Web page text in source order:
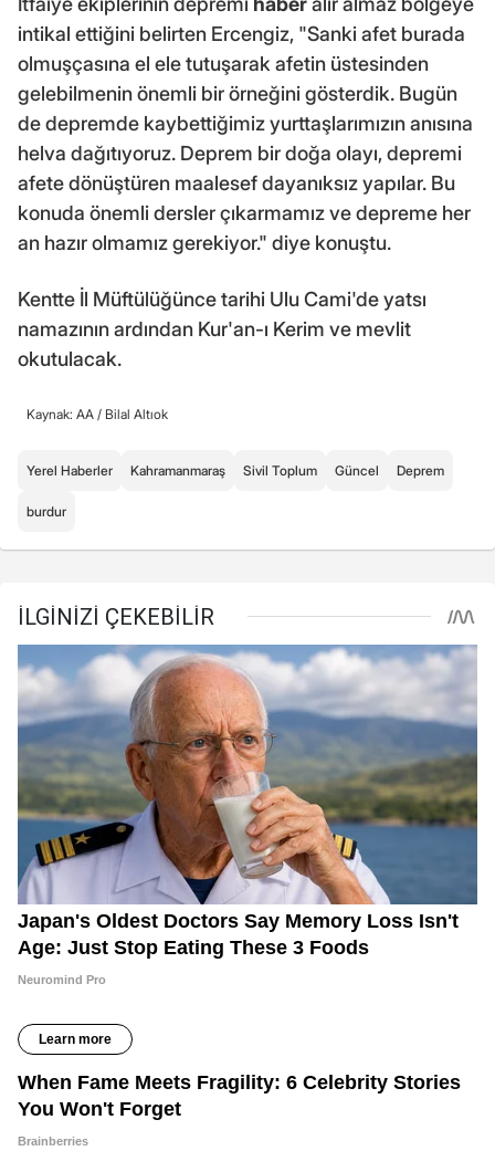
intikal ettiğini belirten Ercengiz, "Sanki afet burada
olmuşçasına el ele tutuşarak afetin üstesinden
gelebilmenin önemli bir örneğini gösterdik. Bugün
de depremde kaybettiğimiz yurttaşlarımızın anısına
helva dağıtıyoruz. Deprem bir doğa olayı, depremi
afete dönüştüren maalesef dayanıksız yapılar. Bu
konuda önemli dersler çıkarmamız ve depreme her
an hazır olmamız gerekiyor." diye konuştu.
Kentte İl Müftülüğünce tarihi Ulu Cami'de yatsı
namazının ardından Kur'an-ı Kerim ve mevlit
okutulacak.
Kaynak: AA / Bilal Altıok
Yerel Haberler Kahramanmaraş Sivil Toplum Güncel Deprem
burdur